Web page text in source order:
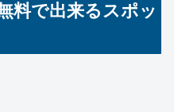
料で出来るスポッ